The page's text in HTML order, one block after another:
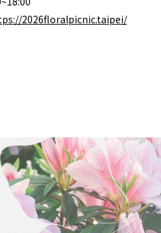
2026floralpicnic.taipei/